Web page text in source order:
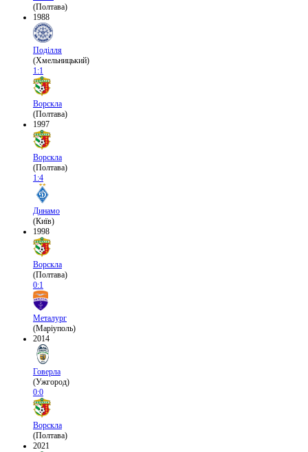
(Полтава)
1988
Поділля
(Хмельницький)
1:1
Ворскла
(Полтава)
1997
Ворскла
(Полтава)
1:4
Динамо
(Київ)
1998
Ворскла
(Полтава)
0:1
Металург
(Маріуполь)
2014
Говерла
(Ужгород)
0:0
Ворскла
(Полтава)
2021